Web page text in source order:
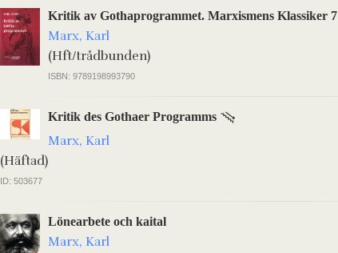
Kritik av Gothaprogrammet. Marxismens Klassiker 7
Marx, Karl
(Hft/trådbunden)
ISBN: 9789198993790
Kritik des Gothaer Programms
Marx, Karl
(Häftad)
ID: 503677
Lönearbete och kaital
Marx, Karl